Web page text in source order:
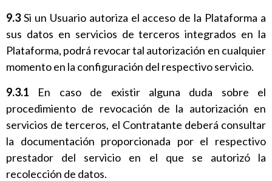
9.3Si un Usuario autoriza el acceso de la Plataforma a
sus datos en servicios de terceros integrados en la
Plataforma, podrá revocar tal autorización en cualquier
momento en la configuración del respectivo servicio.
9.3.1 En caso de existir alguna duda sobre el
procedimiento de revocación de la autorización en
servicios de terceros, el Contratante deberá consultar
la documentación proporcionada por el respectivo
prestador del servicio en el que se autorizó la
recolección de datos.